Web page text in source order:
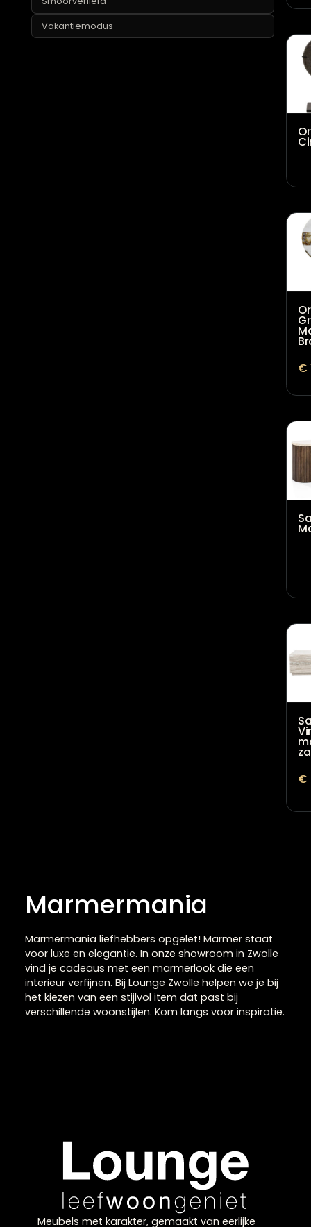
Mancave
vind je cadeaus met een marmerlook die een
interieur verfijnen. Bij Lounge Zwolle helpen we je bij
het kiezen van een stijlvol item dat past bij
verschillende woonstijlen. Kom langs voor